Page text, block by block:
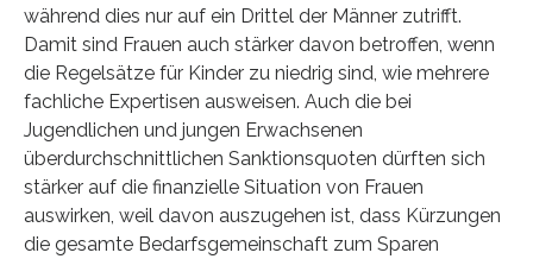
während dies nur auf ein Drittel der Männer zutrifft.
Damit sind Frauen auch stärker davon betroffen, wenn
die Regelsätze für Kinder zu niedrig sind, wie mehrere
fachliche Expertisen ausweisen. Auch die bei
Jugendlichen und jungen Erwachsenen
überdurchschnittlichen Sanktionsquoten dürften sich
stärker auf die finanzielle Situation von Frauen
auswirken, weil davon auszugehen ist, dass Kürzungen
die gesamte Bedarfsgemeinschaft zum Sparen